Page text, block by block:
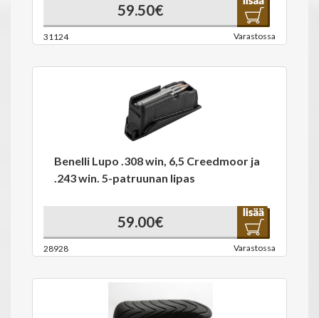
59.50€
31124 Varastossa
Benelli Lupo .308 win, 6,5 Creedmoor ja
.243 win. 5-patruunan lipas
59.00€
28928 Varastossa